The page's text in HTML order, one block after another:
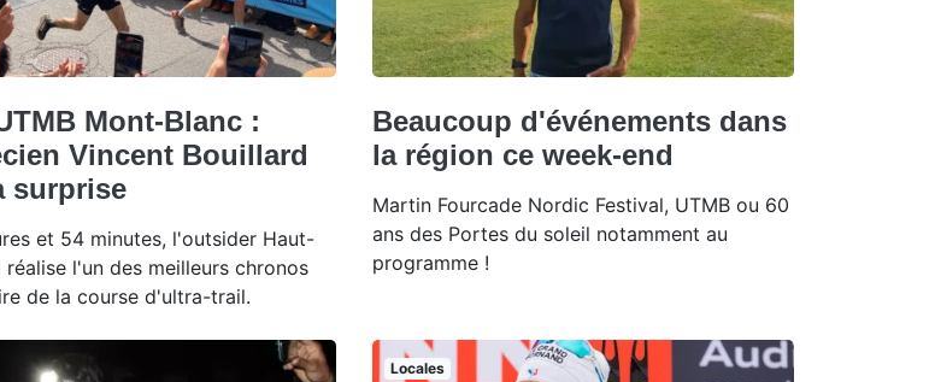
Mont-Blanc :
Vincent Bouillard
surprise
et 54 minutes, l'outsider Haut-
réalise l'un des meilleurs chronos
de la course d'ultra-trail.
Beaucoup d'événements dans
la région ce week-end
Martin Fourcade Nordic Festival, UTMB ou 60
ans des Portes du soleil notamment au
programme !
Locales